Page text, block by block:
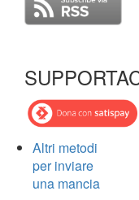
Altri metodi
per inviare
una mancia